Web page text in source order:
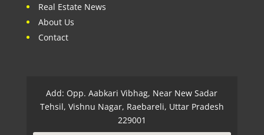
Real Estate News
About Us
Contact
Add: Opp. Aabkari Vibhag, Near New Sadar
Tehsil, Vishnu Nagar, Raebareli, Uttar Pradesh
229001